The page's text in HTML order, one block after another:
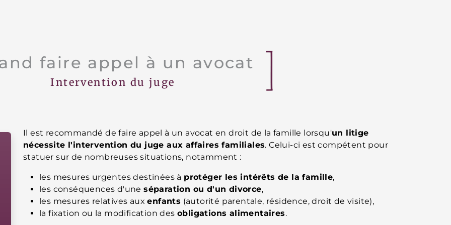
faire appel à un avocat
Intervention du juge
Il est recommandé de faire appel à un avocat en droit de la famille lorsqu'un litige
nécessite l'intervention du juge aux affaires familiales. Celui-ci est compétent pour
statuer sur de nombreuses situations, notamment :
les mesures urgentes destinées à protéger les intérêts de la famille,
les conséquences d'uneséparation ou d'un divorce,
les mesures relatives auxenfants (autorité parentale, résidence, droit de visite),
la fixation ou la modification des obligations alimentaires.